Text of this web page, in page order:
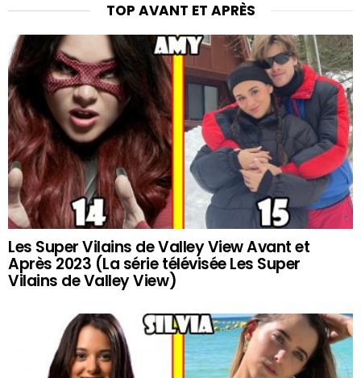
TOP AVANT ET APRÈS
Les Super Vilains de Valley View Avant et
Après 2023 (La série télévisée Les Super
Vilains de Valley View)